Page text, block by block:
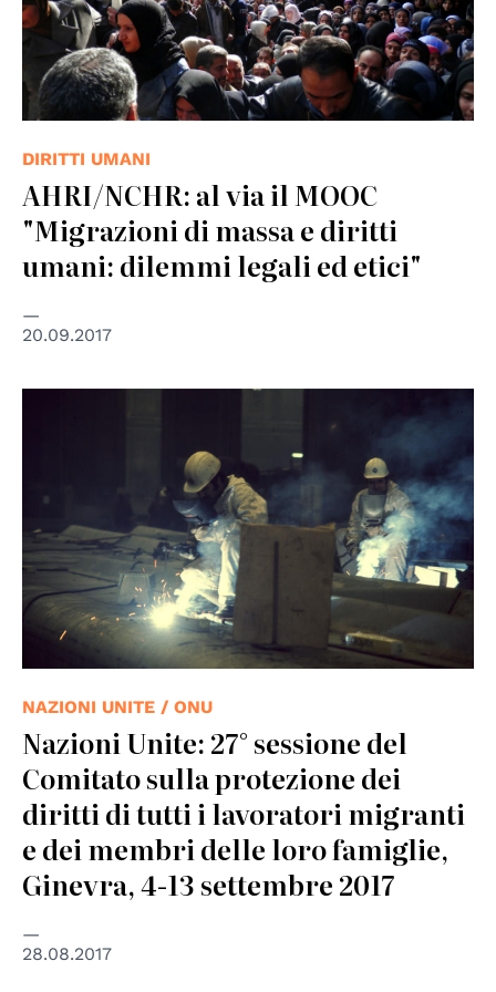
DIRITTI UMANI
AHRI/NCHR: al via il MOOC
"Migrazioni di massa e diritti
umani: dilemmi legali ed etici"
20.09.2017
NAZIONI UNITE / ONU
Nazioni Unite: 27° sessione del
Comitato sulla protezione dei
diritti di tutti i lavoratori migranti
e dei membri delle loro famiglie,
Ginevra, 4-13 settembre 2017
28.08.2017